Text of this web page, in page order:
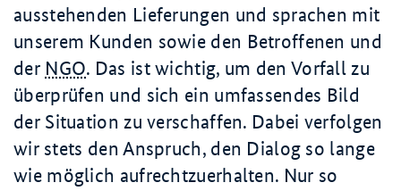
ausstehenden Lieferungen und sprachen mit
unserem Kunden sowie den Betroffenen und
der NGO. Das ist wichtig, um den Vorfall zu
überprüfen und sich ein umfassendes Bild
der Situation zu verschaffen. Dabei verfolgen
wir stets den Anspruch, den Dialog so lange
wie möglich aufrechtzuerhalten. Nur so